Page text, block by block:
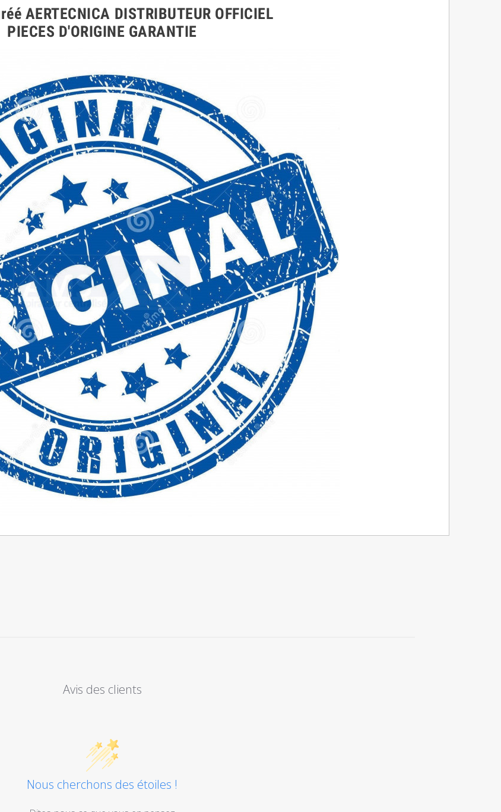
AERTECNICA DISTRIBUTEUR OFFICIEL
PIECES D'ORIGINE GARANTIE
Avis des clients
Nous cherchons des étoiles !